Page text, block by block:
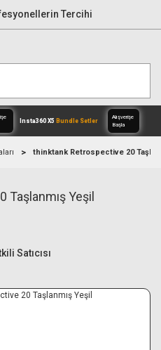
Tercihi
Setler
Alışverişe
thinktank Retrospective 20
Yeşil
Satıcısı